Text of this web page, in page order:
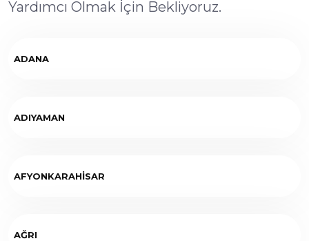
Yardımcı Olmak İçin Bekliyoruz.
ADANA
ADIYAMAN
AFYONKARAHİSAR
AĞRI